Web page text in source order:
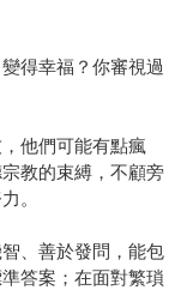
得幸福？你審視過
他們可能有點瘋
教的束縛，不顧旁
。
、善於發問，能包
答案；在面對繁瑣